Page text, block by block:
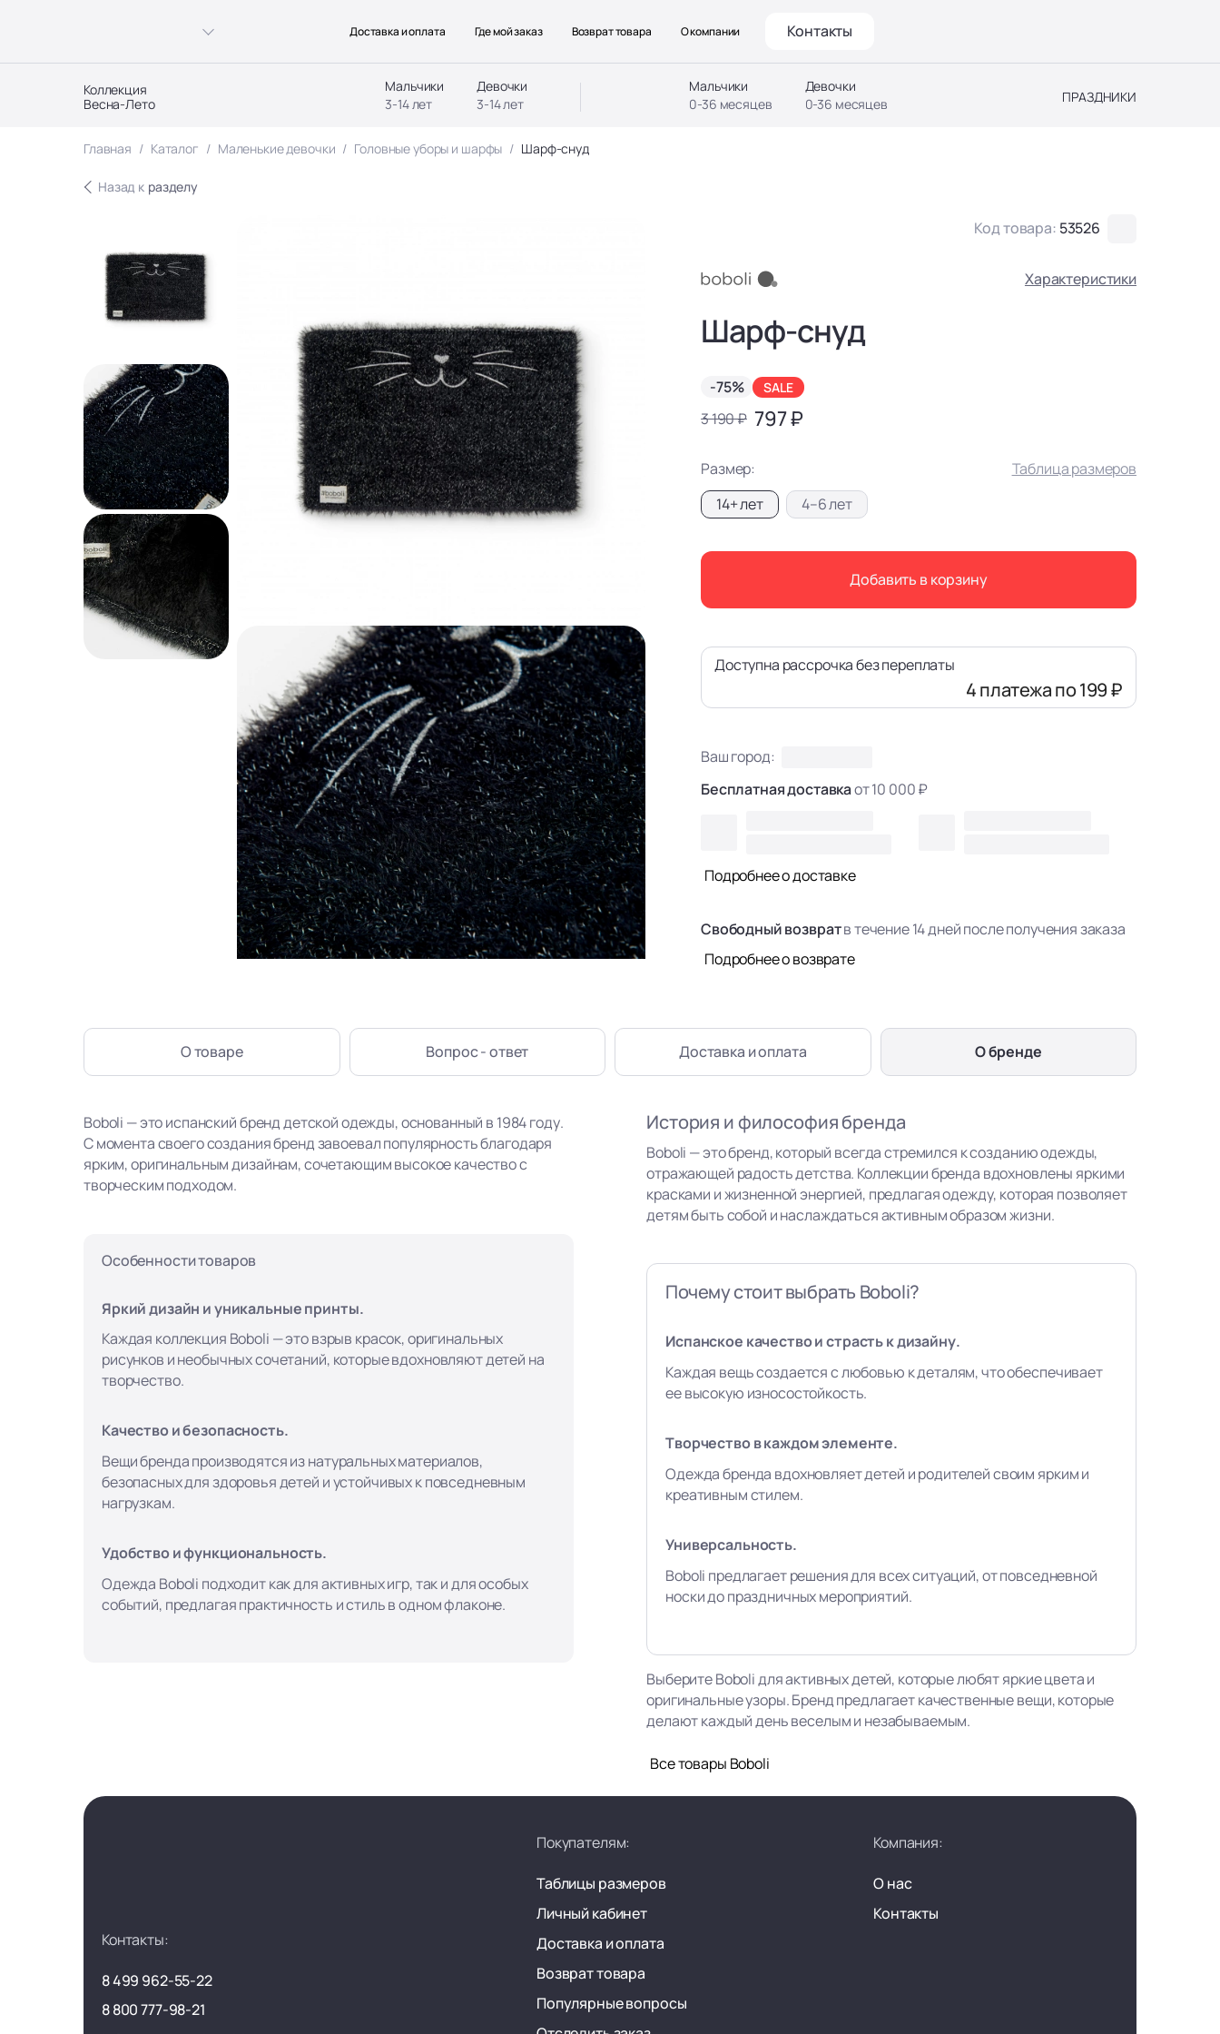
Коллекция
Весна-Лето
Мальчики
3-14 лет
Девочки
3-14 лет
Мальчики
0-36 месяцев
Девочки
0-36 месяцев
ПРАЗДНИКИ
Доставка и оплата Где мой заказ Возврат товара О компании Контакты
Главная Каталог Маленькие девочки Головные уборы и шарфы Шарф-снуд
Назад к разделу
Код товара: 53526
Характеристики
Шарф-снуд
-75% SALE
3 190 ₽ 797 ₽
Размер:
Таблица размеров
14+ лет
4–6 лет
Добавить в корзину
Доступна рассрочка без переплаты
4 платежапо 199 ₽
Ваш город:
Бесплатная доставкаот 10 000 ₽
Подробнее о доставке
Свободный возвратв течение 14 дней после получения заказа
Подробнее о возврате
О товаре Вопрос - ответ Доставка и оплата О бренде
Boboli — это испанский бренд детской одежды, основанный в 1984 году.
С момента своего создания бренд завоевал популярность благодаря
ярким, оригинальным дизайнам, сочетающим высокое качество с
творческим подходом.
Особенности товаров
Яркий дизайн и уникальные принты.
Каждая коллекция Boboli — это взрыв красок, оригинальных
рисунков и необычных сочетаний, которые вдохновляют детей на
творчество.
Качество и безопасность.
Вещи бренда производятся из натуральных материалов,
безопасных для здоровья детей и устойчивых к повседневным
нагрузкам.
Удобство и функциональность.
Одежда Boboli подходит как для активных игр, так и для особых
событий, предлагая практичность и стиль в одном флаконе.
История и философия бренда
Boboli — это бренд, который всегда стремился к созданию одежды,
отражающей радость детства. Коллекции бренда вдохновлены яркими
красками и жизненной энергией, предлагая одежду, которая позволяет
детям быть собой и наслаждаться активным образом жизни.
Почему стоит выбрать Boboli?
Испанское качество и страсть к дизайну.
Каждая вещь создается с любовью к деталям, что обеспечивает
ее высокую износостойкость.
Творчество в каждом элементе.
Одежда бренда вдохновляет детей и родителей своим ярким и
креативным стилем.
Универсальность.
Boboli предлагает решения для всех ситуаций, от повседневной
носки до праздничных мероприятий.
Выберите Boboli для активных детей, которые любят яркие цвета и
оригинальные узоры. Бренд предлагает качественные вещи, которые
делают каждый день веселым и незабываемым.
Все товары Boboli
Контакты:
8 499 962-55-22
8 800 777-98-21
Покупателям:
Таблицы размеров
Личный кабинет
Доставка и оплата
Возврат товара
Популярные вопросы
Компания:
О нас
Контакты